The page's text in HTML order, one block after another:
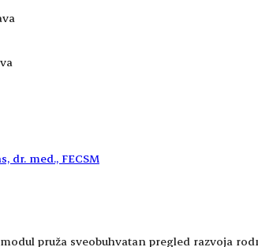
dr. med., FECSM
modul pruža sveobuhvatan pregled razvoja